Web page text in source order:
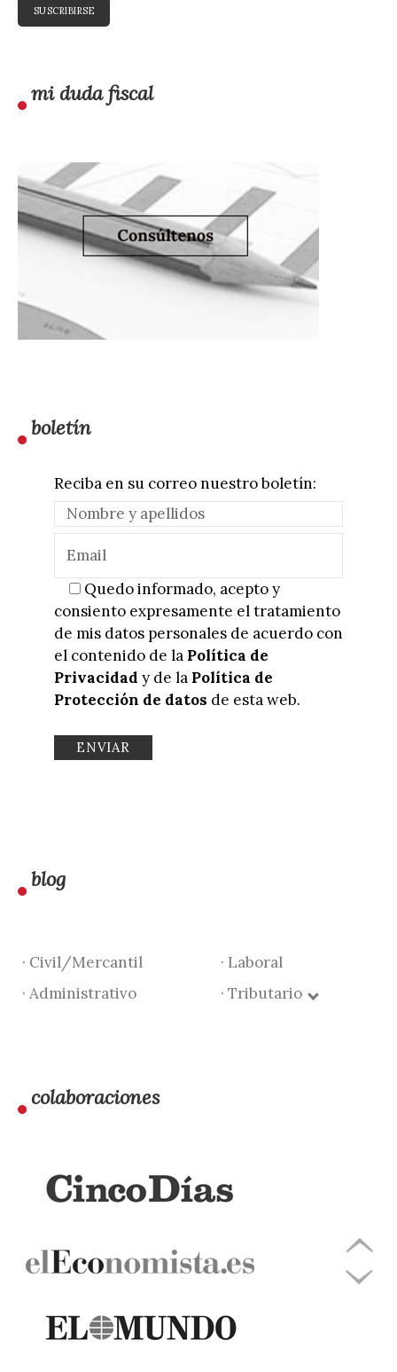
mi duda fiscal
boletín
Reciba en su correo nuestro boletín:
Quedo informado, acepto y
consiento expresamente el tratamiento
de mis datos personales de acuerdo con
el contenido de la Política de
Privacidad y de la Política de
Protección de datos de esta web.
blog
· Civil/Mercantil
· Laboral
· Administrativo
· Tributario
colaboraciones